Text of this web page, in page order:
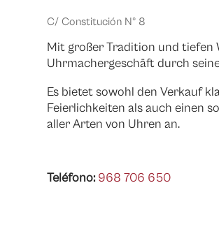
C/ Constitución Nº 8
Mit großer Tradition und tiefen
Uhrmachergeschäft durch
Es bietet sowohl den Verkauf
Feierlichkeiten als auch einen
aller Arten von Uhren an.
Teléfono: 968 706 650